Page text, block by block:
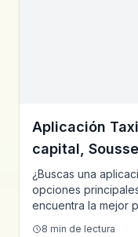
Aplicación
capital,
¿Buscas una
opciones
encuentra la mejor
8 min de lectura